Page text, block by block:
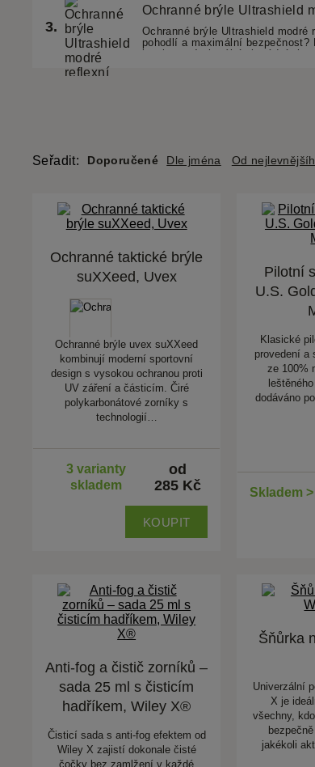
Seřadit: Doporučené Dle jména Od
Ochranné taktické brýle
suXXeed, Uvex
Ochranné brýle uvex suXXeed
kombinují moderní sportovní
design s vysokou ochranou proti
UV záření a částicím. Čiré
polykarbonátové zorníky s
technologií…
3 varianty
skladem
od
285 Kč
KOUPIT
Pilotní
U.S.
Klasické
provedení a
ze 100%
dodáváno
Skladem
Anti-fog a čistič zorníků –
sada 25 ml s čisticím
hadříkem, Wiley X®
Čisticí sada s anti-fog efektem od
Wiley X zajistí dokonale čisté
čočky bez zamlžení v každé
Šňůrka
Univerzální
X je
všechny,
jakékoli